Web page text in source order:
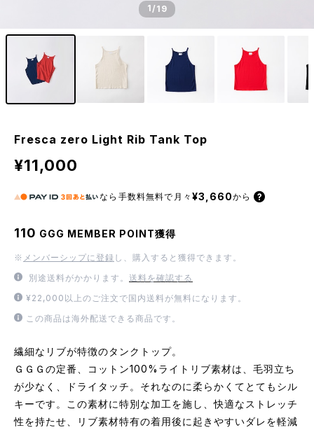
1/19
Fresca zero Light Rib Tank Top
¥11,000
なら 手数料無料で 月々 ¥3,660から
110 GGG MEMBER POINT獲得
※ メンバーシップに登録 し、購入すると獲得できます。
別途送料がかかります。 送料を確認する
¥22,000以上のご注文で国内送料が無料になります。
この商品は海外配送できる商品です。
繊細なリブが特徴のタンクトップ。
ＧＧＧの定番、コットン100%ライトリブ素材は、毛羽立ち
が少なく、ドライタッチ。それなのに柔らかくてとてもシル
キーです。この素材に特別な加工を施し、快適なストレッチ
性を持たせ、リブ素材特有の着用後に起きやすいダレを軽減